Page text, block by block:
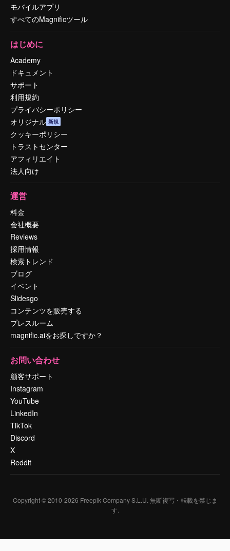
モバイルアプリ
すべてのMagnificツール
はじめに
Academy
ドキュメント
サポート
利用規約
プライバシーポリシー
オリジナル 新規
クッキーポリシー
トラストセンター
アフィリエイト
法人向け
運営
料金
会社概要
Reviews
採用情報
検索トレンド
ブログ
イベント
Slidesgo
コンテンツを販売する
プレスルーム
magnific.aiをお探しですか？
お問い合わせ
顧客サポート
Instagram
YouTube
LinkedIn
TikTok
Discord
X
Reddit
Copyright © 2010-2026 Freepik Company S.L.U. 無断複写・転載を禁じま
す.